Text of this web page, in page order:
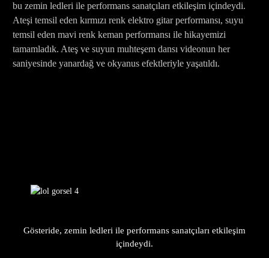
bu zemin ledleri ile performans sanatçıları etkileşim içindeydi.
Ateşi temsil eden kırmızı renk elektro gitar performansı, suyu
temsil eden mavi renk keman performansı ile hikayemizi
tamamladık. Ateş ve suyun muhteşem dansı videonun her
saniyesinde yanardağ ve okyanus efektleriyle yaşatıldı.
Gösteride, zemin ledleri ile performans sanatçıları etkileşim
içindeydi.